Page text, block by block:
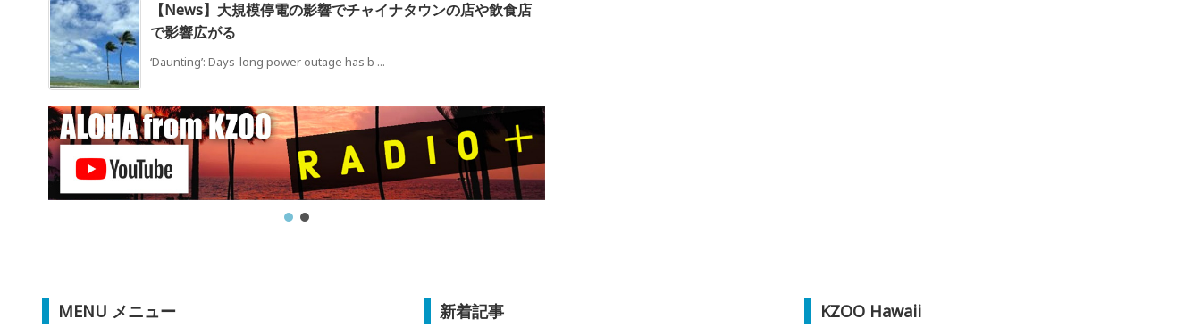
【News】大規模停電の影響でチャイナタウンの店や飲食店
で影響広がる
‘Daunting’: Days-long power outage has b ...
MENU メニュー 新着記事 KZOO Hawaii